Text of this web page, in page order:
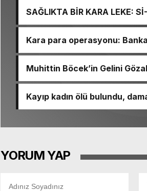
SAĞLIKTA BİR KARA LEKE:
TACİRLİĞİ
Kara para operasyonu:
Muhittin Böcek’in Gelini
Kayıp kadın ölü bulundu,
YORUM YAP